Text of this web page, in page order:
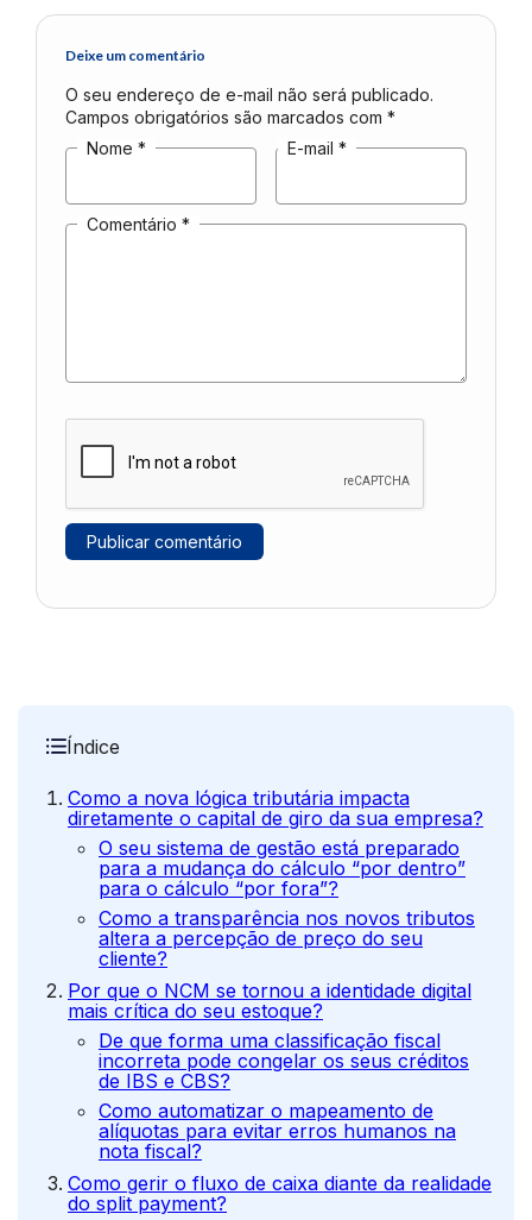
Deixe um comentário
O seu endereço de e-mail não será publicado.
Campos obrigatórios são marcados com *
Nome * E-mail *
Comentário *
Índice
Como a nova lógica tributária impacta
diretamente o capital de giro da sua empresa?
O seu sistema de gestão está preparado
para a mudança do cálculo “por dentro”
para o cálculo “por fora”?
Como a transparência nos novos tributos
altera a percepção de preço do seu
cliente?
Por que o NCM se tornou a identidade digital
mais crítica do seu estoque?
De que forma uma classificação fiscal
incorreta pode congelar os seus créditos
de IBS e CBS?
Como automatizar o mapeamento de
alíquotas para evitar erros humanos na
nota fiscal?
Como gerir o fluxo de caixa diante da realidade
do split payment?